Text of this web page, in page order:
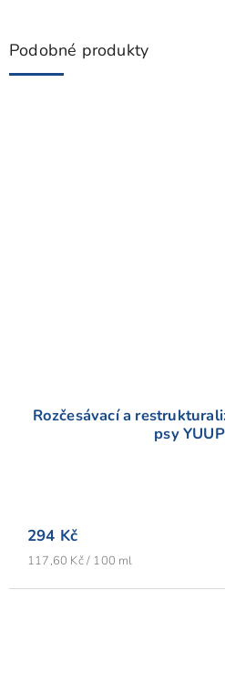
Podobné produkty
Rozčesávací a
psy
produktu
je
294 Kč
Měrná
117,60 Kč / 100 ml